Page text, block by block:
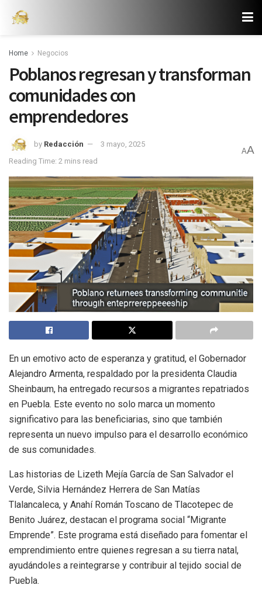
Home Negocios
Poblanos regresan y transforman
comunidades con
emprendedores
by Redacción
3 mayo, 2025
Reading Time: 2 mins read
AA
En un emotivo acto de esperanza y gratitud, el Gobernador
Alejandro Armenta, respaldado por la presidenta Claudia
Sheinbaum, ha entregado recursos a migrantes repatriados
en Puebla. Este evento no solo marca un momento
significativo para las beneficiarias, sino que también
representa un nuevo impulso para el desarrollo económico
de sus comunidades.
Las historias de Lizeth Mejía García de San Salvador el
Verde, Silvia Hernández Herrera de San Matías
Tlalancaleca, y Anahí Román Toscano de Tlacotepec de
Benito Juárez, destacan el programa social “Migrante
Emprende”. Este programa está diseñado para fomentar el
emprendimiento entre quienes regresan a su tierra natal,
ayudándoles a reintegrarse y contribuir al tejido social de
Puebla.